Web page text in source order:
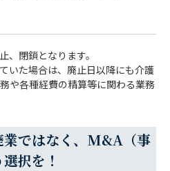
、閉鎖となります。
いた場合は、廃止日以降にも介護
や各種経費の精算等に関わる業務
業ではなく、M&A（事
択を！